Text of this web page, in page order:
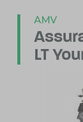
AMV
LT